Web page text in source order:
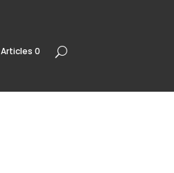
Articles 0